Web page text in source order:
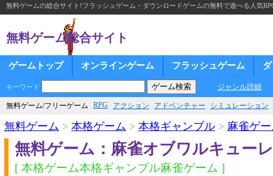
無料ゲームの総合サイト!フラッシュゲーム・ダウンロードゲームの無料で遊べる人気
無料ゲーム総合サイト
ゲームトップ オンラインゲーム フラッシュゲーム
キーワード ジャンル詳細
無料ゲーム/フリーゲーム RPG アクション アドベンチャー シミュレーション
無料ゲーム > 本格ゲーム > 本格ギャンブル > 麻雀ゲ
無料ゲーム：麻雀オブワルキューレ
[ 本格ゲーム本格ギャンブル麻雀ゲーム ]